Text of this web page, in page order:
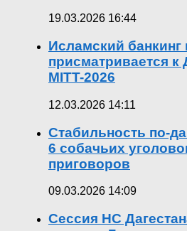
19.03.2026 16:44
Исламский
присматривается к
MITT-2026
12.03.2026 14:11
Стабильность по-
6 собачьих
приговоров
09.03.2026 14:09
Сессия НС